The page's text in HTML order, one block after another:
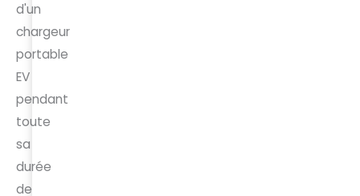
d'un
chargeur
portable
EV
pendant
toute
sa
durée
de